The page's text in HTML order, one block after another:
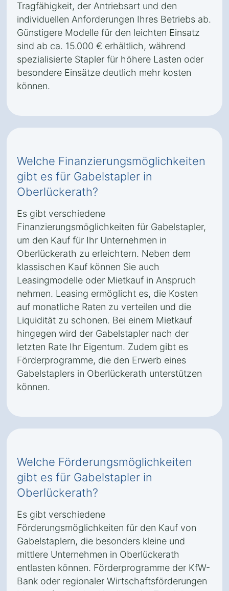
Tragfähigkeit, der Antriebsart und den
individuellen Anforderungen Ihres Betriebs ab.
Günstigere Modelle für den leichten Einsatz
sind ab ca. 15.000 € erhältlich, während
spezialisierte Stapler für höhere Lasten oder
besondere Einsätze deutlich mehr kosten
können.
Welche Finanzierungsmöglichkeiten
gibt es für Gabelstapler in
Oberlückerath?
Es gibt verschiedene
Finanzierungsmöglichkeiten für Gabelstapler,
um den Kauf für Ihr Unternehmen in
Oberlückerath zu erleichtern. Neben dem
klassischen Kauf können Sie auch
Leasingmodelle oder Mietkauf in Anspruch
nehmen. Leasing ermöglicht es, die Kosten
auf monatliche Raten zu verteilen und die
Liquidität zu schonen. Bei einem Mietkauf
hingegen wird der Gabelstapler nach der
letzten Rate Ihr Eigentum. Zudem gibt es
Förderprogramme, die den Erwerb eines
Gabelstaplers in Oberlückerath unterstützen
können.
Welche Förderungsmöglichkeiten
gibt es für Gabelstapler in
Oberlückerath?
Es gibt verschiedene
Förderungsmöglichkeiten für den Kauf von
Gabelstaplern, die besonders kleine und
mittlere Unternehmen in Oberlückerath
entlasten können. Förderprogramme der KfW-
Bank oder regionaler Wirtschaftsförderungen